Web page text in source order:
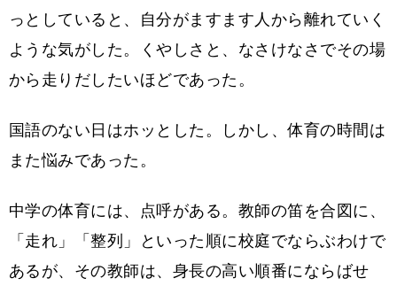
っとしていると、自分がますます人から離れていく
ような気がした。くやしさと、なさけなさでその場
から走りだしたいほどであった。
国語のない日はホッとした。しかし、体育の時間は
また悩みであった。
中学の体育には、点呼がある。教師の笛を合図に、
「走れ」「整列」といった順に校庭でならぶわけで
あるが、その教師は、身長の高い順番にならばせ